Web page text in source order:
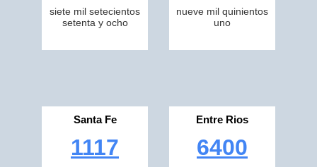
siete mil setecientos
setenta y ocho
nueve mil quinientos
uno
Santa Fe
1117
Entre Rios
6400